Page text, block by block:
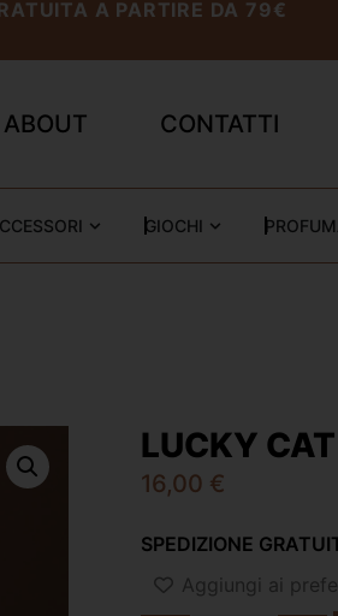
A PARTIRE DA 79€
ABOUT CONTATTI
GIOCHI
LUCKY
16,00 €
SPEDIZIONE
Aggiungi ai